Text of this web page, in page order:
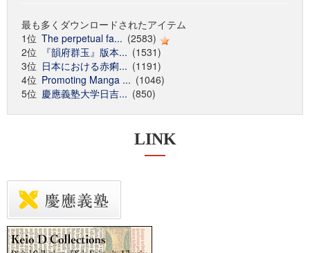
最も多くダウンロードされたアイテム
1位 The perpetual fa... (2583)
2位
『韻府群玉』版本... (1531)
3位 日本における赤痢... (1191)
4位 Promoting Manga ... (1046)
5位 慶應義塾大学日吉... (850)
LINK